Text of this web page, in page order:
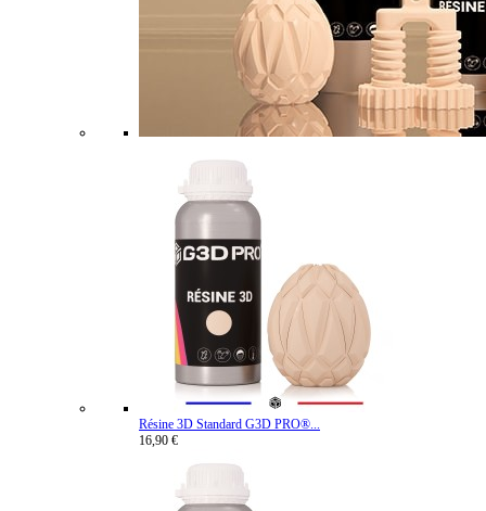
Résine 3D Standard G3D PRO®...
16,90 €